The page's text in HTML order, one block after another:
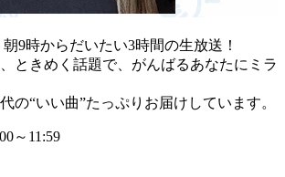
9時からだいたい3時間の生放送！
ときめく話題で、がんばるあなたにミラ
の“いい曲”たっぷりお届けしています。
～11:59